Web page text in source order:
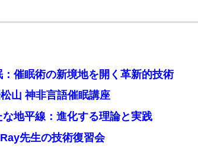
催眠術の新境地を開く革新的技術
山 神非言語催眠講座
地平線：進化する理論と実践
先生の技術復習会